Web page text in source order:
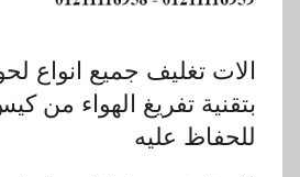
الات تغليف جميع انواع
بتقنية تفريغ الهواء من
للحفاظ عليه